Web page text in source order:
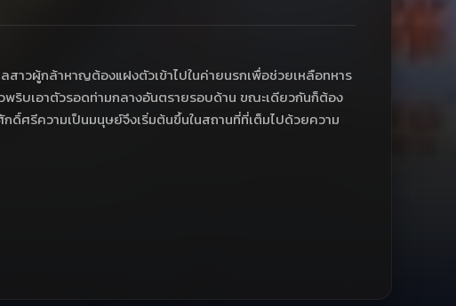
าวผู้กล้าหาญต้องแฝงตัวเข้าไปในค่ายนรกเพื่อช่วยเหลือทหาร
พริบเอาตัวรอดท่ามกลางอันตรายรอบด้าน ขณะเดียวกันก็ต้อง
ศรีความเป็นมนุษย์จึงเริ่มต้นขึ้นในสถานที่ที่เต็มไปด้วยความ